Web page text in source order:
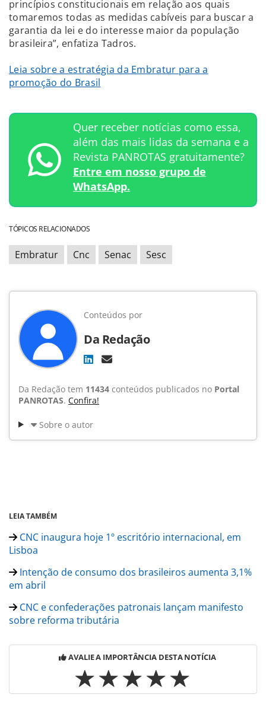
princípios constitucionais em relação aos quais
tomaremos todas as medidas cabíveis para buscar a
garantia da lei e do interesse maior da população
brasileira”, enfatiza Tadros.
Leia sobre a estratégia da Embratur para a
promoção do Brasil
Quer receber notícias como essa,
além das mais lidas da semana e a
Revista PANROTAS gratuitamente?
Entre em nosso grupo de
WhatsApp.
TÓPICOS RELACIONADOS
Embratur Cnc Senac Sesc
Conteúdos por
Da Redação
Da Redação tem 11434 conteúdos publicados no Portal
PANROTAS. Confira!
Sobre o autor
LEIA TAMBÉM
CNC inaugura hoje 1º escritório internacional, em
Lisboa
Intenção de consumo dos brasileiros aumenta 3,1%
em abril
CNC e confederações patronais lançam manifesto
sobre reforma tributária
AVALIE A IMPORTÂNCIA DESTA NOTÍCIA